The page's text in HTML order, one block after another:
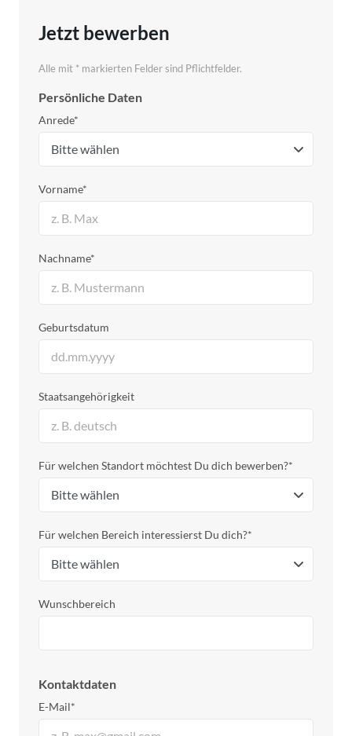
Jetzt bewerben
Alle mit * markierten Felder sind Pflichtfelder.
Persönliche Daten
Anrede*
Vorname*
Nachname*
Geburtsdatum
Staatsangehörigkeit
Für welchen Standort möchtest Du dich bewerben?*
Für welchen Bereich interessierst Du dich?*
Wunschbereich
Kontaktdaten
E-Mail*